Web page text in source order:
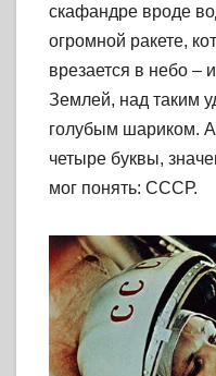
скафандре вроде
огромной ракете,
врезается в небо –
Землей, над таким
голубым шариком.
четыре буквы,
мог понять: СССР.